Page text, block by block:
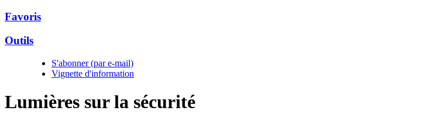
Favoris
Outils
S'abonner (par e-mail)
Vignette d'information
Lumières sur la sécurité